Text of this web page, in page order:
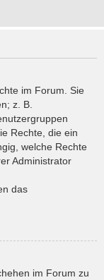
im Forum. Sie
z. B.
Rechte, die ein
welche Rechte
Administrator
das
im Forum zu